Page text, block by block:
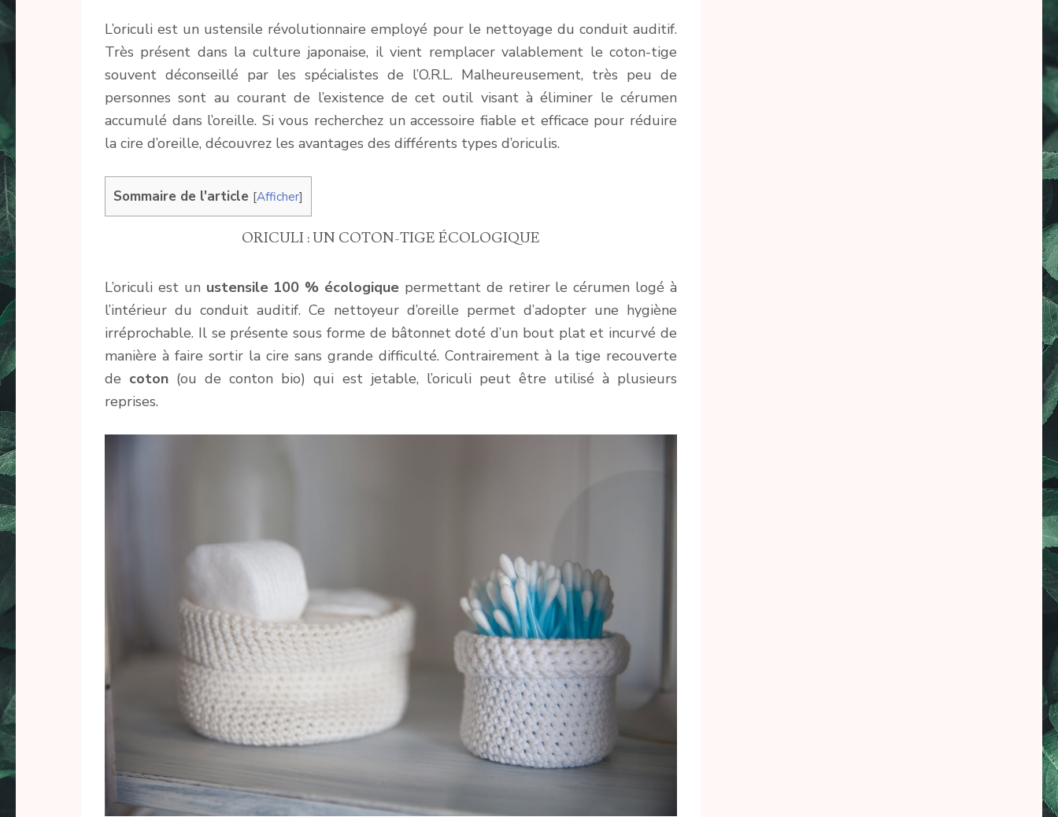
L’oriculi est un ustensile révolutionnaire employé pour le nettoyage du conduit auditif.
Très présent dans la culture japonaise, il vient remplacer valablement le coton-tige
souvent déconseillé par les spécialistes de l’O.R.L. Malheureusement, très peu de
personnes sont au courant de l’existence de cet outil visant à éliminer le cérumen
accumulé dans l’oreille. Si vous recherchez un accessoire fiable et efficace pour réduire
la cire d’oreille, découvrez les avantages des différents types d’oriculis.
Sommaire de l'article [Afficher]
ORICULI : UN COTON-TIGE ÉCOLOGIQUE
L’oriculi est un ustensile 100 % écologique permettant de retirer le cérumen logé à
l’intérieur du conduit auditif. Ce nettoyeur d’oreille permet d’adopter une hygiène
irréprochable. Il se présente sous forme de bâtonnet doté d’un bout plat et incurvé de
manière à faire sortir la cire sans grande difficulté. Contrairement à la tige recouverte
de coton (ou de conton bio) qui est jetable, l’oriculi peut être utilisé à plusieurs
reprises.